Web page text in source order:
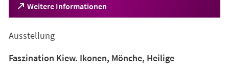
Weitere Informationen
(Öffnet
in
neuen
Ausstellung
Faszination Kiew. Ikonen, Mönche, Heilige